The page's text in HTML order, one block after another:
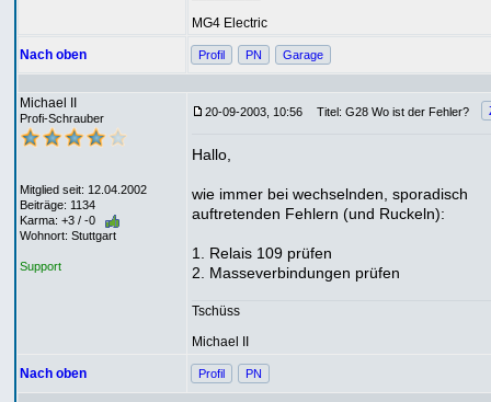
MG4 Electric
Nach oben Profil PN Garage
Michael II
Profi-Schrauber
Mitglied seit: 12.04.2002
Beiträge: 1134
Karma: +3 / -0
Wohnort: Stuttgart
Support
20-09-2003, 10:56 Titel: G28 Wo ist der Fehler?
Hallo,
wie immer bei wechselnden, sporadisch
auftretenden Fehlern (und Ruckeln):
1. Relais 109 prüfen
2. Masseverbindungen prüfen
Tschüss
Michael II
Nach oben Profil PN